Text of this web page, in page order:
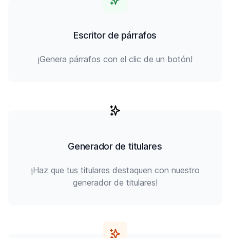
Escritor de párrafos
¡Genera párrafos con el clic de un botón!
Generador de titulares
¡Haz que tus titulares destaquen con nuestro
generador de titulares!